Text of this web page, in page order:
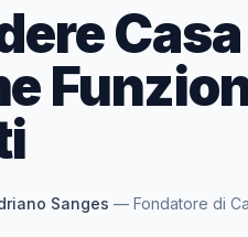
Sanges — Fondatore di